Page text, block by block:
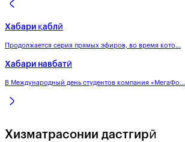
Хабари қаблӣ
Продолжается серия прямых эфиров, во время кото...
Хабари навбатӣ
В Международный день студентов компания «МегаФо...
Хизматрасонии дастгирӣ